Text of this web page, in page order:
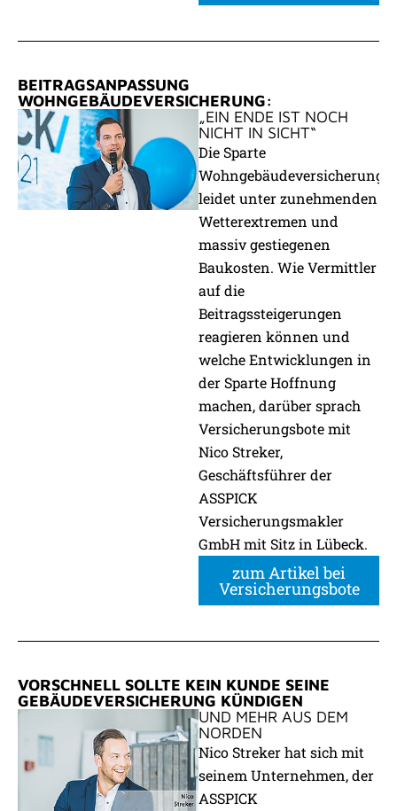
BEITRAGSANPASSUNG
WOHNGEBÄUDEVERSICHERUNG:
„EIN ENDE IST NOCH
NICHT IN SICHT“
Die Sparte
Wohngebäudeversicherung
leidet unter zunehmenden
Wetterextremen und
massiv gestiegenen
Baukosten. Wie Vermittler
auf die
Beitragssteigerungen
reagieren können und
welche Entwicklungen in
der Sparte Hoffnung
machen, darüber sprach
Versicherungsbote mit
Nico Streker,
Geschäftsführer der
ASSPICK
Versicherungsmakler
GmbH mit Sitz in Lübeck.
zum Artikel bei
Versicherungsbote
VORSCHNELL SOLLTE KEIN KUNDE SEINE
GEBÄUDEVERSICHERUNG KÜNDIGEN
UND MEHR AUS DEM
NORDEN
Nico Streker hat sich mit
seinem Unternehmen, der
ASSPICK